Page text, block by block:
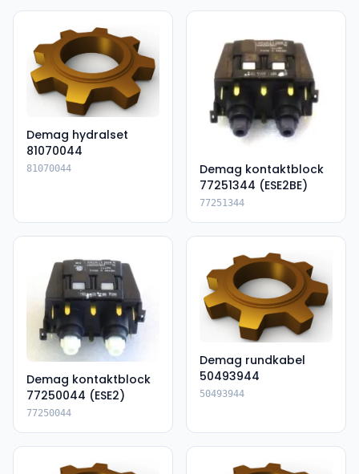
Demag hydralset
81070044
81070044
Demag kontaktblock
77251344 (ESE2BE)
77251344
Demag kontaktblock
77250044 (ESE2)
77250044
Demag rundkabel
50493944
50493944